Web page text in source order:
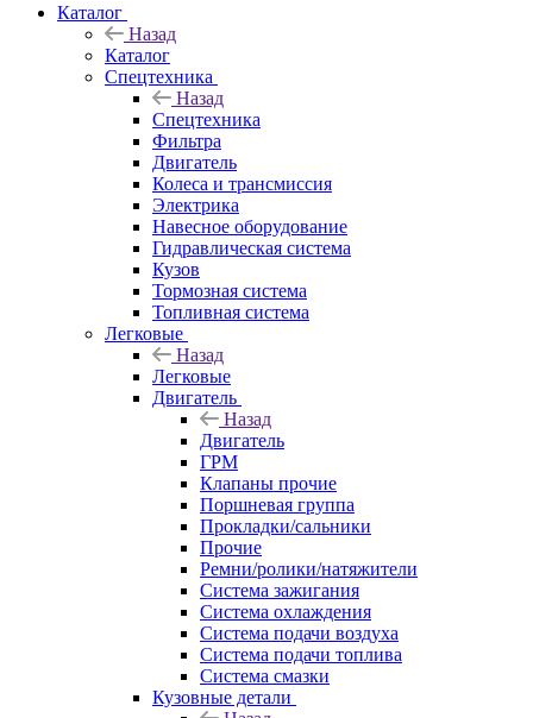
Каталог
Назад
Каталог
Спецтехника
Назад
Спецтехника
Фильтра
Двигатель
Колеса и трансмиссия
Электрика
Навесное оборудование
Гидравлическая система
Кузов
Тормозная система
Топливная система
Легковые
Назад
Легковые
Двигатель
Назад
Двигатель
ГРМ
Клапаны прочие
Поршневая группа
Прокладки/сальники
Прочие
Ремни/ролики/натяжители
Система зажигания
Система охлаждения
Система подачи воздуха
Система подачи топлива
Система смазки
Кузовные детали